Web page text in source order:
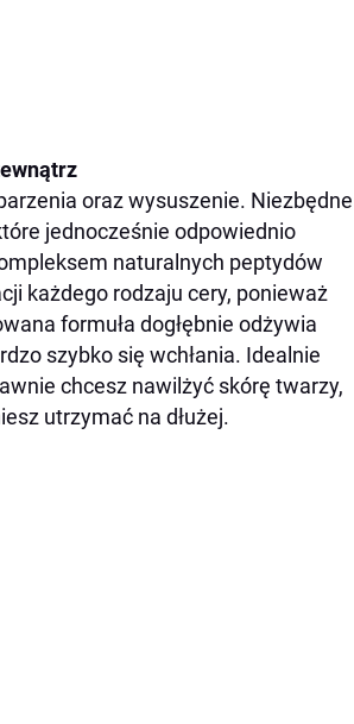
oraz wysuszenie. Niezbędne
jednocześnie odpowiednio
naturalnych peptydów
każdego rodzaju cery, ponieważ
formuła dogłębnie odżywia
szybko się wchłania. Idealnie
chcesz nawilżyć skórę twarzy,
utrzymać na dłużej.